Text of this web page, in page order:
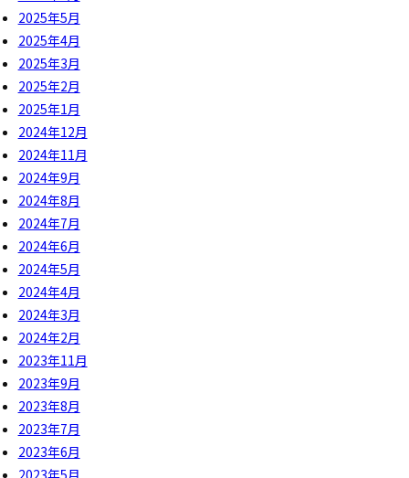
2025年5月
2025年4月
2025年3月
2025年2月
2025年1月
2024年12月
2024年11月
2024年9月
2024年8月
2024年7月
2024年6月
2024年5月
2024年4月
2024年3月
2024年2月
2023年11月
2023年9月
2023年8月
2023年7月
2023年6月
2023年5月